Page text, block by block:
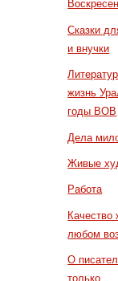
Сказки
и внучки
жизнь
годы ВОВ
Дела
Живые
Работа
Качество
любом
О
только